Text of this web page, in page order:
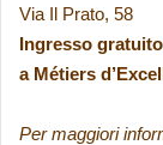
Via Il Prato, 58
Ingresso
a Métiers
Per maggiori